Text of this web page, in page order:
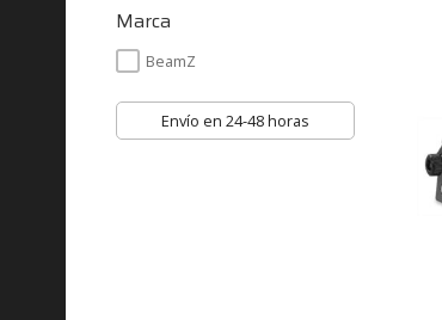
Marca
BeamZ
Envío en 24-48 horas